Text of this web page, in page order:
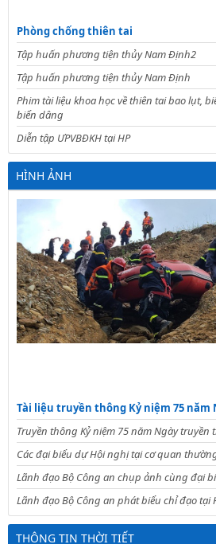
Phòng chống thiên tai
Tập huấn phương tiện thủy Nam Định2
Tập huấn phương tiện thủy Nam Định
Phim tài liệu khoa học về thiên tai bao lụt,
biển dâng
Diễn tập ƯPVBĐKH tại HP
HÌNH ẢNH
Tài liệu truyền thông Kỷ niệm 75 năm
Truyền thông Kỷ niệm 75 năm Ngày truyền
Các đại biểu dự Hội nghị tại cơ quan
Lãnh đạo Bộ Công an chụp ảnh cùng đại
Lãnh đạo Bộ Công an phát biểu chỉ đạo tại
THÔNG TIN THỜI TIẾT